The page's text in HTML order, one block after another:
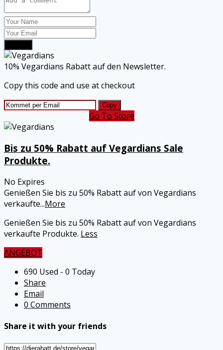
10% Vegardians Rabatt auf den Newsletter.
Copy this code and use at checkout
Copy
Go To Store
Bis zu 50% Rabatt auf Vegardians Sale
Produkte.
No Expires
Genießen Sie bis zu 50% Rabatt auf von Vegardians
verkaufte...More
Genießen Sie bis zu 50% Rabatt auf von Vegardians
verkaufte Produkte. Less
ANGEBOT
690 Used - 0 Today
Share
Email
0 Comments
Share it with your friends